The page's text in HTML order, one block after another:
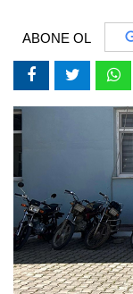
ABONE OL